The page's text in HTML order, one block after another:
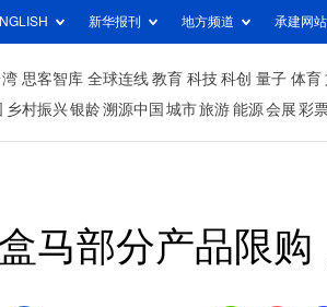
新华报刊 地方频道 承建网站
湾 思客智库 全球连线 教育 科技 科创 量子 体育
乡村振兴银龄溯源中国 城市旅游 能源 会展 彩
马部分产品限购